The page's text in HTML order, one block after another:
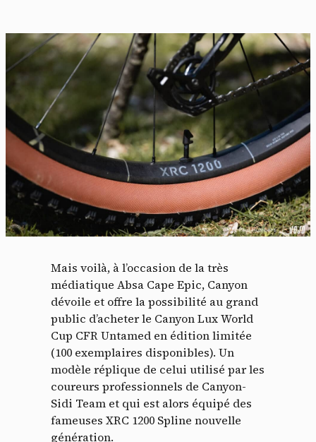
Mais voilà, à l’occasion de la très
médiatique Absa Cape Epic, Canyon
dévoile et offre la possibilité au grand
public d’acheter le Canyon Lux World
Cup CFR Untamed en édition limitée
(100 exemplaires disponibles). Un
modèle réplique de celui utilisé par les
coureurs professionnels de Canyon-
Sidi Team et qui est alors équipé des
fameuses XRC 1200 Spline nouvelle
génération.